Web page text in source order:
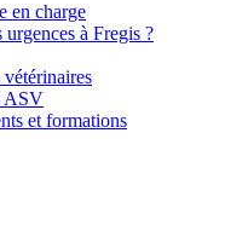
en charge
urgences à Fregis ?
ASV
et formations